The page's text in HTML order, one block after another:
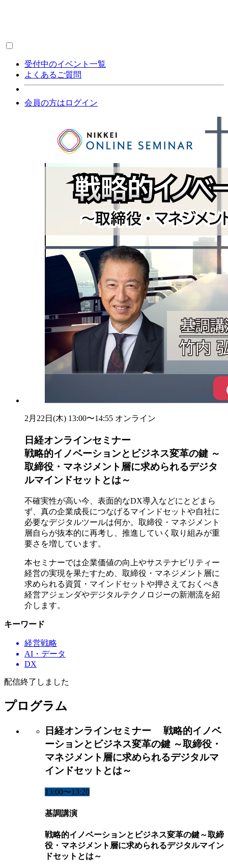
受付中のイベント一覧
よくあるご質問
会員の方はログイン
2月22日(木) 13:00〜14:55 オンライン
日経オンラインセミナー
戦略的イノベーションとビジネス変革の鍵 ～
取締役・マネジメント層に求められるデジタ
ルマインドセットとは～
不確実性が高い今、表面的なDX導入などにとどまら
ず、真の企業成長につなげるマインドセットや自社に
必要なデジタルツールは何か。取締役・マネジメント
層自らが抜本的に再考し、推進していく取り組みが重
要さを増しています。
本セミナーでは企業価値の向上やサステナビリティー
経営の実現を果たすため、取締役・マネジメント層に
求められる資質・マインドセットや押さえておくべき
経営アジェンダやデジタルテクノロジーの新潮流を紹
介します。
キーワード
経営戦略
AI・データ
DX
配信終了しました
プログラム
日経オンラインセミナー 戦略的イノベ
ーションとビジネス変革の鍵 ～取締役・
マネジメント層に求められるデジタルマ
インドセットとは～
13:00〜13:20
基調講演
戦略的イノベーションとビジネス変革の鍵～取締
役・マネジメント層に求められるデジタルマイン
ドセットとは～